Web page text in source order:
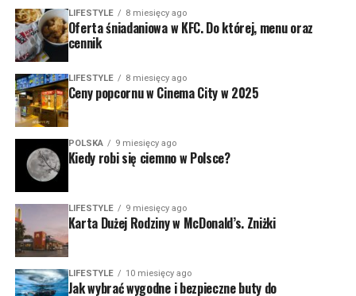
LIFESTYLE 8 miesięcy ago
Oferta śniadaniowa w KFC. Do której, menu oraz
cennik
LIFESTYLE 8 miesięcy ago
Ceny popcornu w Cinema City w 2025
POLSKA 9 miesięcy ago
Kiedy robi się ciemno w Polsce?
LIFESTYLE 9 miesięcy ago
Karta Dużej Rodziny w McDonald’s. Zniżki
LIFESTYLE 10 miesięcy ago
Jak wybrać wygodne i bezpieczne buty do